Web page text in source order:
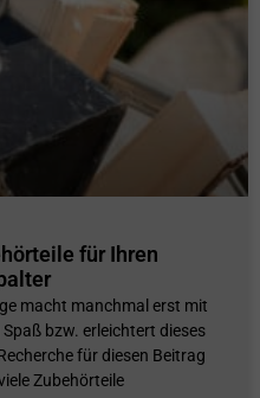
für Ihren
macht manchmal erst mit
bzw. erleichtert dieses
für diesen Beitrag
Zubehörteile